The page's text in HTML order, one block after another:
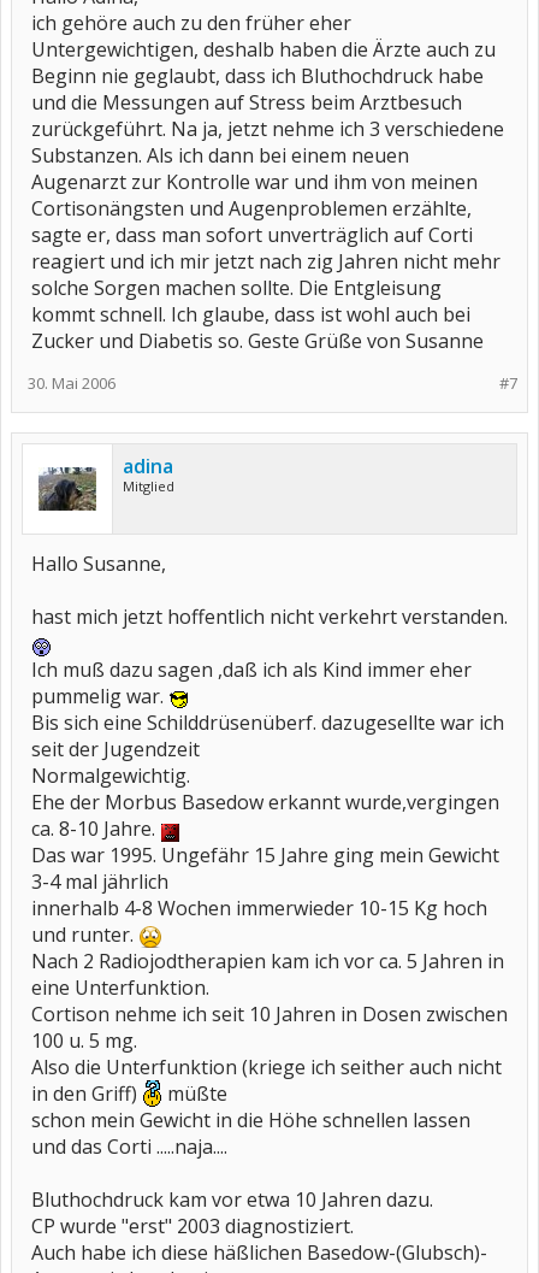
ich gehöre auch zu den früher eher
Untergewichtigen, deshalb haben die Ärzte auch zu
Beginn nie geglaubt, dass ich Bluthochdruck habe
und die Messungen auf Stress beim Arztbesuch
zurückgeführt. Na ja, jetzt nehme ich 3 verschiedene
Substanzen. Als ich dann bei einem neuen
Augenarzt zur Kontrolle war und ihm von meinen
Cortisonängsten und Augenproblemen erzählte,
sagte er, dass man sofort unverträglich auf Corti
reagiert und ich mir jetzt nach zig Jahren nicht mehr
solche Sorgen machen sollte. Die Entgleisung
kommt schnell. Ich glaube, dass ist wohl auch bei
Zucker und Diabetis so. Geste Grüße von Susanne
#7
30. Mai 2006
adina
Mitglied
Hallo Susanne,
hast mich jetzt hoffentlich nicht verkehrt verstanden.
Ich muß dazu sagen ,daß ich als Kind immer eher
pummelig war.
Bis sich eine Schilddrüsenüberf. dazugesellte war ich
seit der Jugendzeit
Normalgewichtig.
Ehe der Morbus Basedow erkannt wurde,vergingen
ca. 8-10 Jahre.
Das war 1995. Ungefähr 15 Jahre ging mein Gewicht
3-4 mal jährlich
innerhalb 4-8 Wochen immerwieder 10-15 Kg hoch
und runter.
Nach 2 Radiojodtherapien kam ich vor ca. 5 Jahren in
eine Unterfunktion.
Cortison nehme ich seit 10 Jahren in Dosen zwischen
100 u. 5 mg.
Also die Unterfunktion (kriege ich seither auch nicht
in den Griff)
müßte
schon mein Gewicht in die Höhe schnellen lassen
und das Corti .....naja....
Bluthochdruck kam vor etwa 10 Jahren dazu.
CP wurde "erst" 2003 diagnostiziert.
Auch habe ich diese häßlichen Basedow-(Glubsch)-